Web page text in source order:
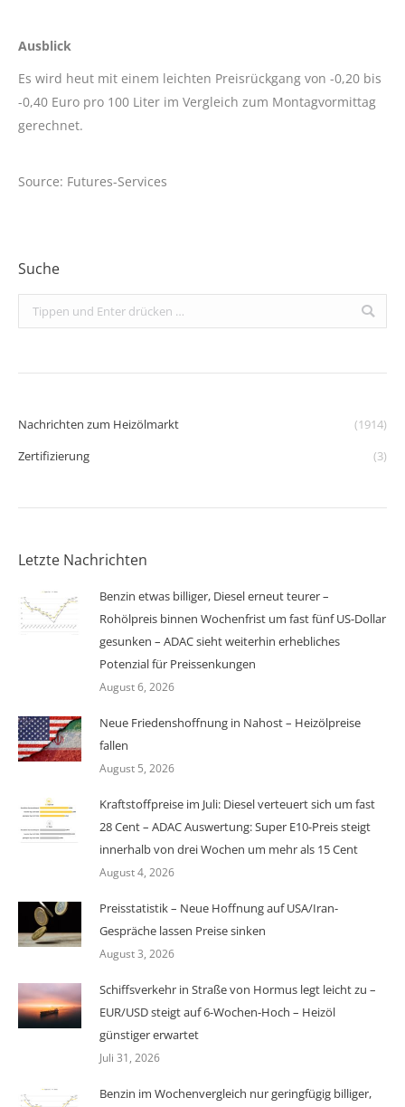
Ausblick
Es wird heut mit einem leichten Preisrückgang von -0,20 bis
-0,40 Euro pro 100 Liter im Vergleich zum Montagvormittag
gerechnet.
Source: Futures-Services
Suche
Search:
Nachrichten zum Heizölmarkt
(1914)
Zertifizierung
(3)
Letzte Nachrichten
Benzin etwas billiger, Diesel erneut teurer –
Rohölpreis binnen Wochenfrist um fast fünf US-Dollar
gesunken – ADAC sieht weiterhin erhebliches
Potenzial für Preissenkungen
August 6, 2026
Neue Friedenshoffnung in Nahost – Heizölpreise
fallen
August 5, 2026
Kraftstoffpreise im Juli: Diesel verteuert sich um fast
28 Cent – ADAC Auswertung: Super E10-Preis steigt
innerhalb von drei Wochen um mehr als 15 Cent
August 4, 2026
Preisstatistik – Neue Hoffnung auf USA/Iran-
Gespräche lassen Preise sinken
August 3, 2026
Schiffsverkehr in Straße von Hormus legt leicht zu –
EUR/USD steigt auf 6-Wochen-Hoch – Heizöl
günstiger erwartet
Juli 31, 2026
Benzin im Wochenvergleich nur geringfügig billiger,